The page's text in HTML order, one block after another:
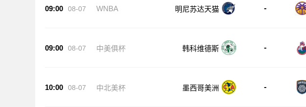
09:00 08-07 WNBA 明尼苏达天猫 -
09:00 08-07 中美俱杯 韩科维德斯 -
10:00 08-07 中北美杯 墨西哥美洲 -